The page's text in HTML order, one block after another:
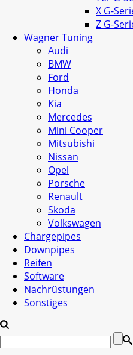
X G-
Z G-
Wagner Tuning
Audi
BMW
Ford
Honda
Kia
Mercedes
Mini Cooper
Mitsubishi
Nissan
Opel
Porsche
Renault
Skoda
Volkswagen
Chargepipes
Downpipes
Reifen
Software
Nachrüstungen
Sonstiges